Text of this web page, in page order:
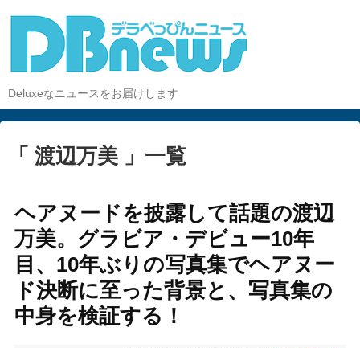
Deluxeなニュースをお届けします
「 渡辺万美 」一覧
ヘアヌードを披露して話題の渡辺
万美。グラビア・デビュー10年
目、10年ぶりの写真集でヘアヌー
ド決断に至った背景と、写真集の
中身を検証する！